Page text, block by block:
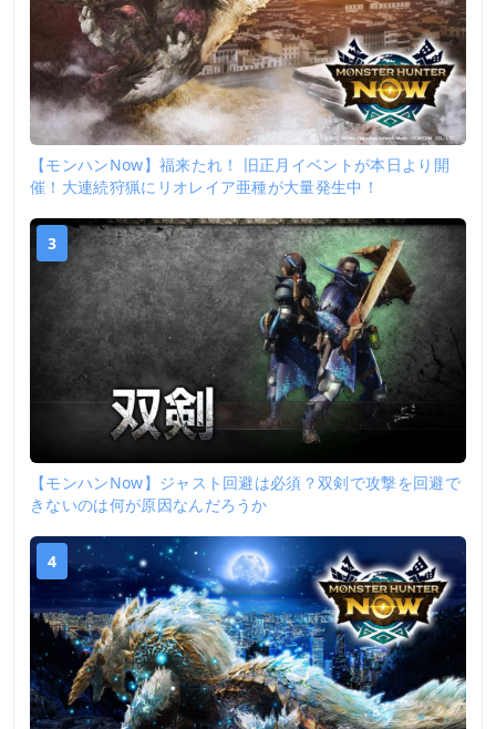
【モンハンNow】福来たれ！ 旧正月イベントが本日より開
催！大連続狩猟にリオレイア亜種が大量発生中！
3
【モンハンNow】ジャスト回避は必須？双剣で攻撃を回避で
きないのは何が原因なんだろうか
4